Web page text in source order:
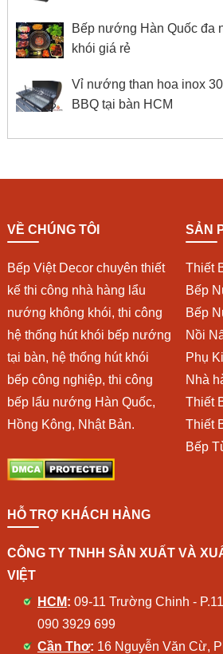
Bếp nướng Hàn Quốc đa
khói giá rẻ
Vỉ nướng than hoa inox
BBQ tại bàn HCM
VỀ CHÚNG TÔI
Bếp Việt Decor chuyên thiết
kế thi công nhà hàng lẩu
nướng không khói, thi công
hệ thống hút khói bếp nướng
tại bàn, hệ thống hút khói
bếp công nghiệp, thi công
bếp lẩu nướng Hàn Quốc,
Hồng Kông, Nhật Bản.
SẢN
Thiết
Bếp
Bếp
Nồi
Phụ
Nhà
Thiết
Thiết
Bếp
HỖ TRỢ KHÁCH HÀNG
CÔNG TY TNHH SẢN XUẤT VÀ
VIỆT
HCM: 09-11 Trường Chinh -
090 3929 699
Cần Thơ: 16 Nguyễn Văn Cừ,